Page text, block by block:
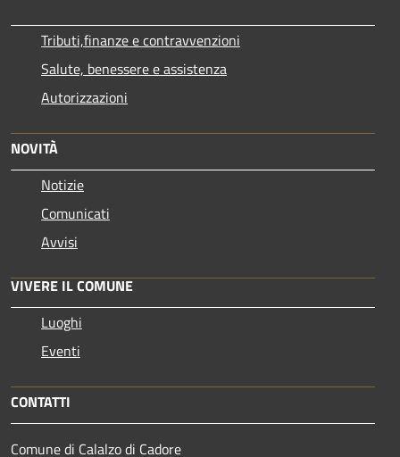
Tributi,finanze e contravvenzioni
Salute, benessere e assistenza
Autorizzazioni
NOVITÀ
Notizie
Comunicati
Avvisi
VIVERE IL COMUNE
Luoghi
Eventi
CONTATTI
Comune di Calalzo di Cadore